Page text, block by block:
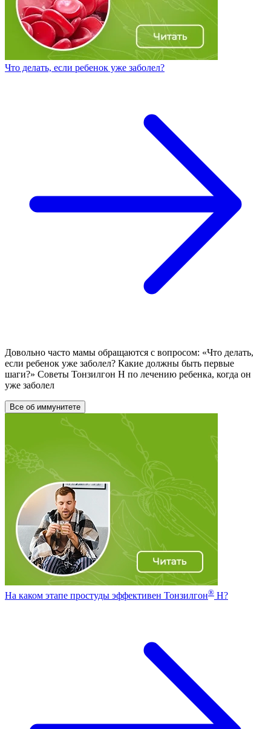
Что делать, если ребенок уже заболел?
Довольно часто мамы обращаются с вопросом: «Что делать,
если ребенок уже заболел? Какие должны быть первые
шаги?» Советы Тонзилгон Н по лечению ребенка, когда он
уже заболел
Все об иммунитете
На каком этапе простуды эффективен Тонзилгон® Н?